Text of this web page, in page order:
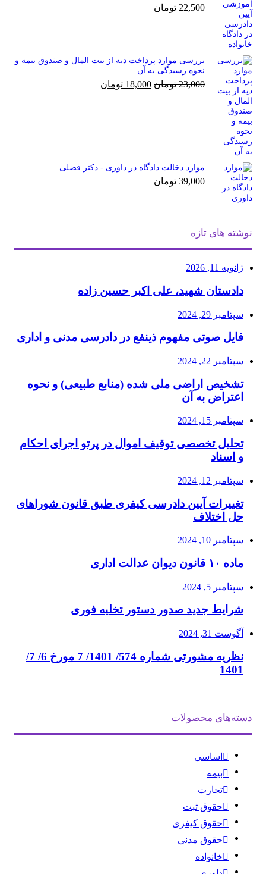
22,500 تومان
بررسی موارد پرداخت دیه از بیت المال و صندوق بیمه و
نحوه رسیدگی به آن
23,000 تومانقیمت
18,000 تومانقیمت
موارد دخالت دادگاه در داوری - دکتر فضلی
39,000 تومان
نوشته های تازه
ژانویه 11, 2026
دادستان شهید، علی اکبر حسین زاده
سپتامبر 29, 2024
فایل صوتی مفهوم ذینفع در دادرسی مدنی و اداری
سپتامبر 22, 2024
تشخیص اراضی ملی شده (منابع طبیعی) و نحوه
اعتراض به آن
سپتامبر 15, 2024
تحلیل تخصصی توقیف اموال در پرتو اجرای احکام
و اسناد
سپتامبر 12, 2024
تغییرات آیین دادرسی کیفری طبق قانون شوراهای
حل اختلاف
سپتامبر 10, 2024
ماده ۱۰ قانون دیوان عدالت اداری
سپتامبر 5, 2024
شرایط جدید صدور دستور تخلیه فوری
آگوست 31, 2024
نظریه مشورتی شماره 574/ 1401/ 7 مورخ 6/ 7/
1401
دسته‌های محصولات
اساسی
بیمه
تجارت
حقوق ثبت
حقوق کیفری
حقوق مدنی
خانواده